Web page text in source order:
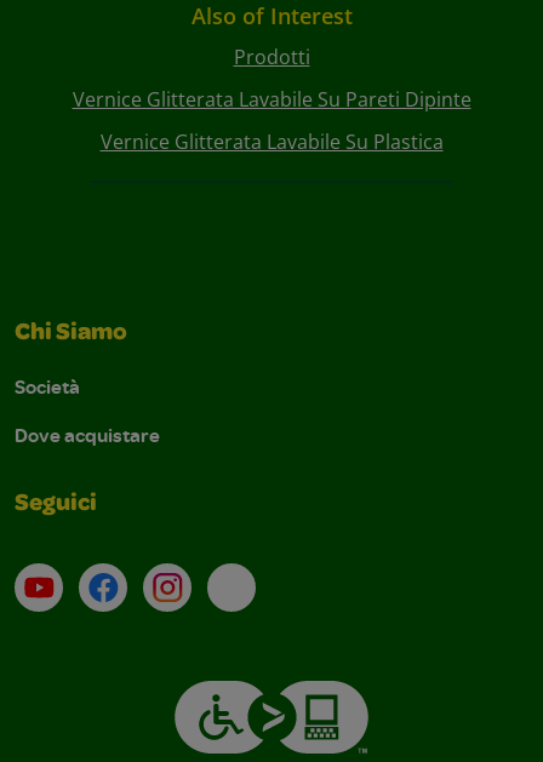
Also of Interest
Prodotti
Vernice Glitterata Lavabile Su Pareti Dipinte
Vernice Glitterata Lavabile Su Plastica
Chi Siamo
Società
Dove acquistare
Seguici
Su YouTube
ContattiProfilo Instagram
Email